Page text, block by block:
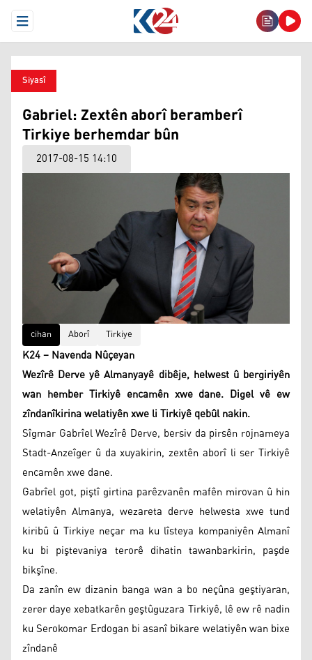
Open Menu
Siyasî
Gabriel: Zextên aborî beramberî
Tirkiye berhemdar bûn
2017-08-15 14:10
cihan Aborî Tirkiye
K24 – Navenda Nûçeyan
Wezîrê Derve yê Almanyayê dibêje, helwest û bergiriyên
wan hember Tirkiyê encamên xwe dane. Digel vê ew
zîndanîkirina welatiyên xwe li Tirkiyê qebûl nakin.
Sîgmar Gabrîel Wezîrê Derve, bersiv da pirsên rojnameya
Stadt-Anzeîger û da xuyakirin, zextên aborî li ser Tirkiyê
encamên xwe dane.
Gabrîel got, piştî girtina parêzvanên mafên mirovan û hin
welatiyên Almanya, wezareta derve helwesta xwe tund
kiribû û Tirkiye neçar ma ku lîsteya kompaniyên Almanî
ku bi piştevaniya terorê dihatin tawanbarkirin, paşde
bikşîne.
Da zanîn ew dizanin banga wan a bo neçûna geştiyaran,
zerer daye xebatkarên geştûguzara Tirkiyê, lê ew rê nadin
ku Serokomar Erdogan bi asanî bikare welatiyên wan bixe
zîndanê